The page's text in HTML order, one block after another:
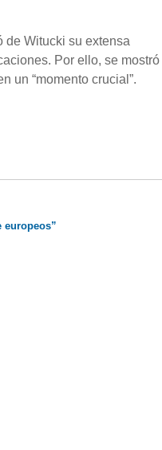
de Witucki su extensa
Por ello, se mostró
un “momento crucial”.
europeos”